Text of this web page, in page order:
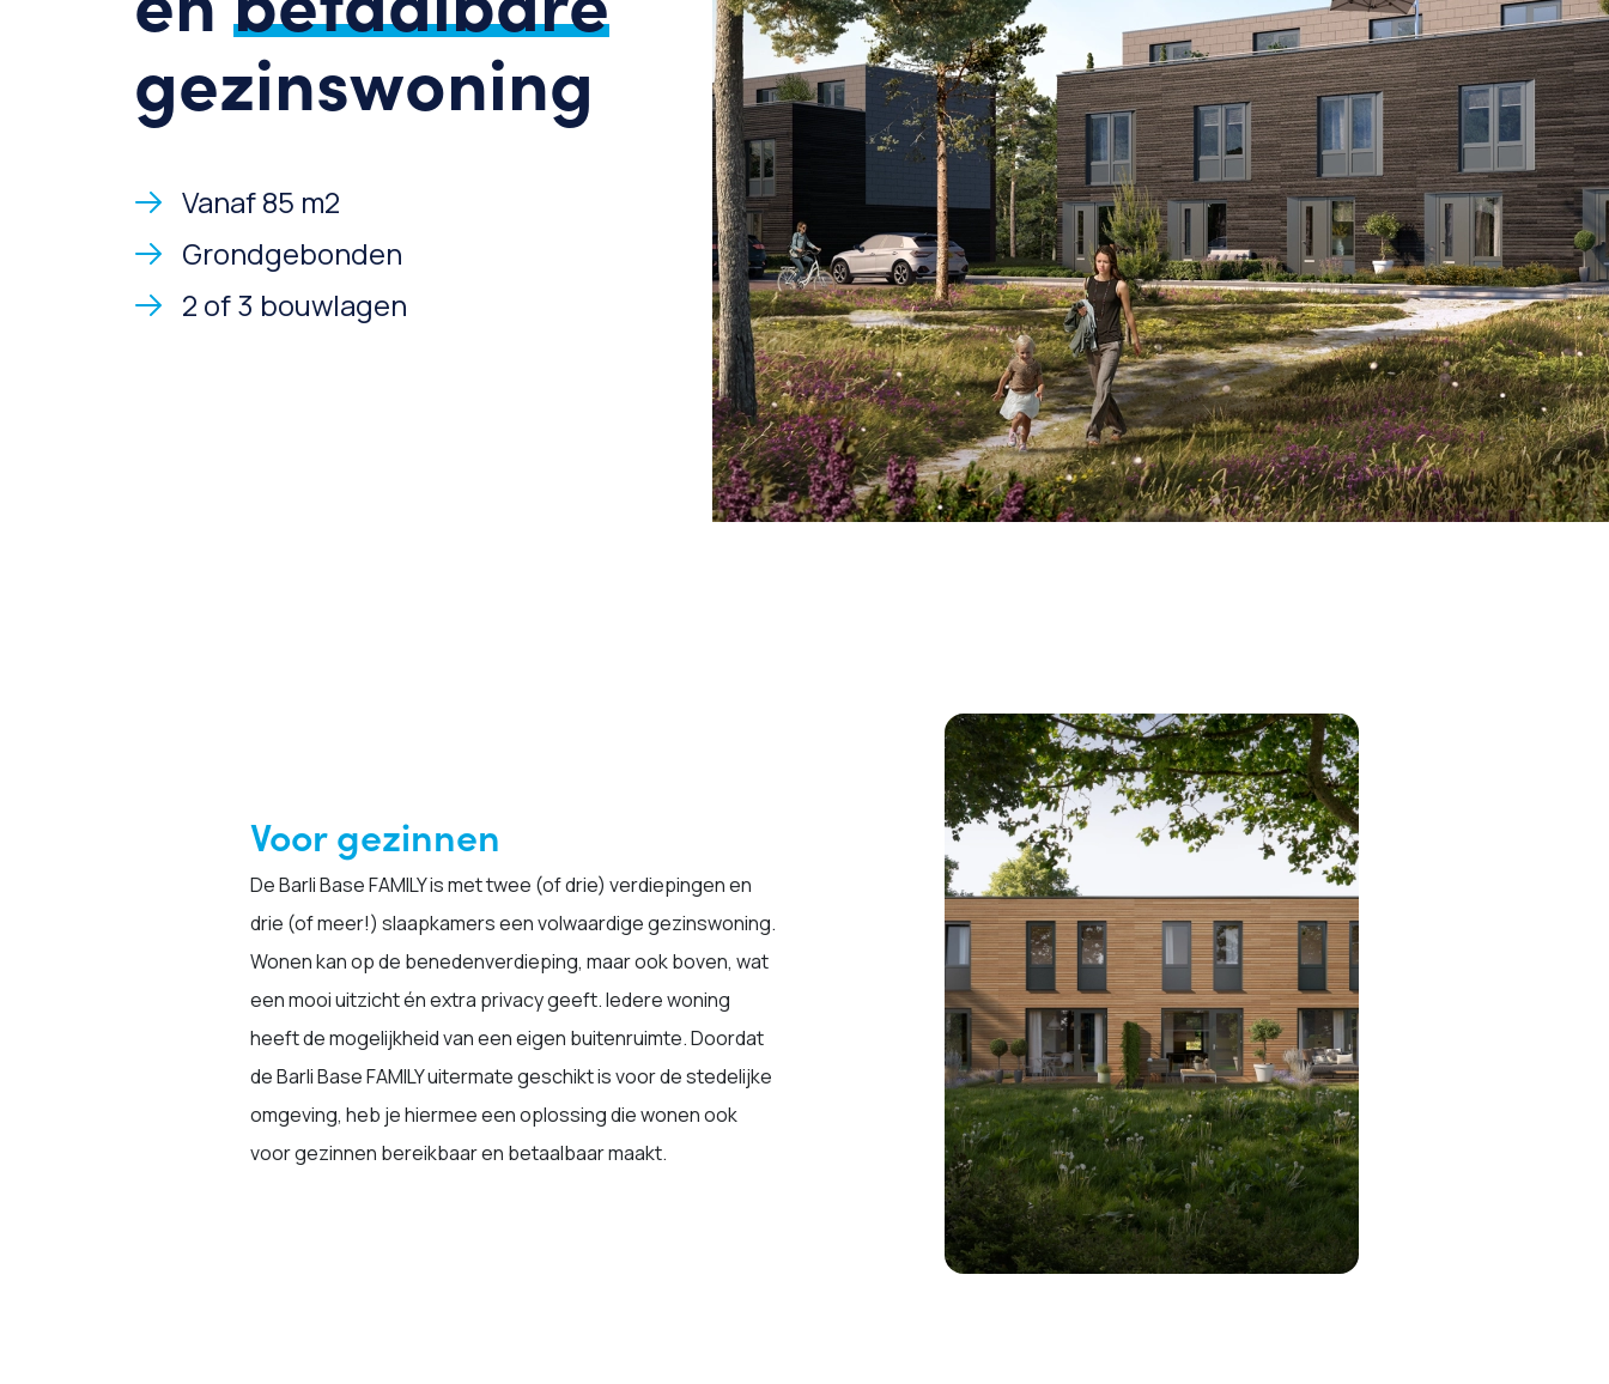
gezinswoning
Vanaf 85 m2
Grondgebonden
2 of 3 bouwlagen
Voor gezinnen
De Barli Base FAMILY is met twee (of drie) verdiepingen en
drie (of meer!) slaapkamers een volwaardige gezinswoning.
Wonen kan op de benedenverdieping, maar ook boven, wat
een mooi uitzicht én extra privacy geeft. Iedere woning
heeft de mogelijkheid van een eigen buitenruimte. Doordat
de Barli Base FAMILY uitermate geschikt is voor de stedelijke
omgeving, heb je hiermee een oplossing die wonen ook
voor gezinnen bereikbaar en betaalbaar maakt.